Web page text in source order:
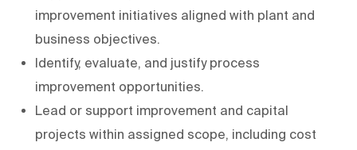
improvement initiatives aligned with plant and
business objectives.
Identify, evaluate, and justify process
improvement opportunities.
Lead or support improvement and capital
projects within assigned scope, including cost